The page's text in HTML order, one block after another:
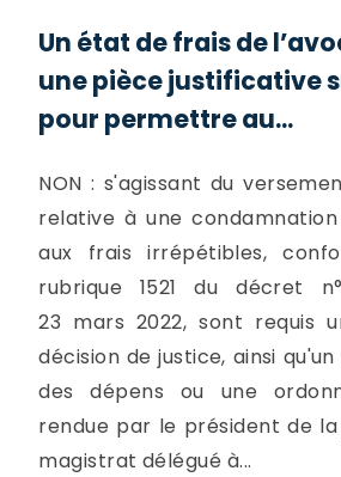
Un état de frais de
une pièce justificative
pour permettre au...
NON : s'agissant du
relative à une
aux frais irrépétibles,
rubrique 1521 du décret
23 mars 2022, sont requis
décision de justice, ainsi
des dépens ou une
rendue par le président de
magistrat délégué à...